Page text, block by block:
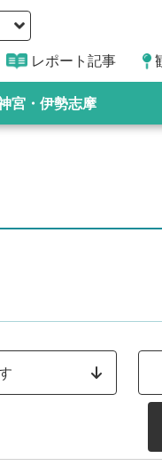
レポート記事
宮・伊勢志摩